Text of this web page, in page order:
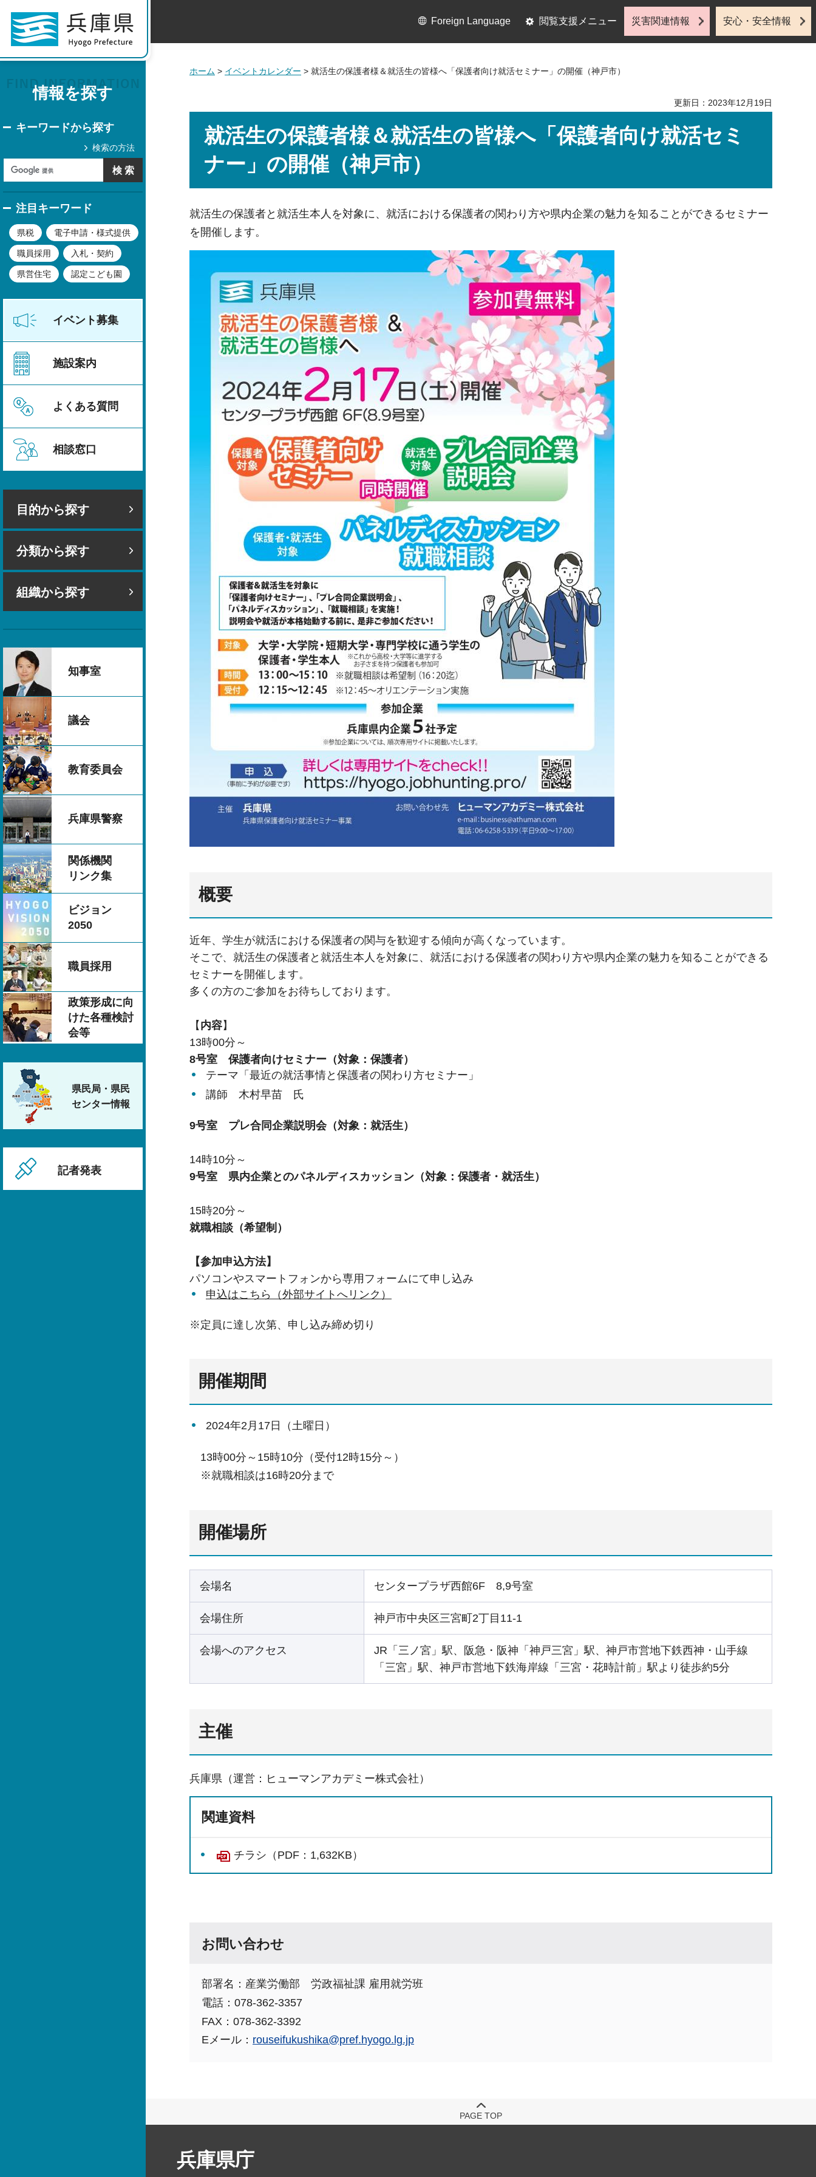
情報を探す
キーワードから探す
検索の方法
注目キーワード
県税 電子申請・様式提供
職員採用 入札・契約
県営住宅 認定こども園
イベント募集
施設案内
よくある質問
相談窓口
目的から探す
分類から探す
組織から探す
知事室
議会
教育委員会
兵庫県警察
関係機関
リンク集
ビジョン
2050
職員採用
政策形成に向
けた各種検討
会等
県民局・県民
センター情報
記者発表
Foreign Language 閲覧支援メニュー 災害関連情報 安心・安全情報
ホーム > イベントカレンダー > 就活生の保護者様＆就活生の皆様へ「保護者向け就活セミナー」の開催（神戸市）
更新日：2023年12月19日
就活生の保護者様＆就活生の皆様へ「保護者向け就活セミ
ナー」の開催（神戸市）
就活生の保護者と就活生本人を対象に、就活における保護者の関わり方や県内企業の魅力を知ることができるセミナー
を開催します。
概要
近年、学生が就活における保護者の関与を歓迎する傾向が高くなっています。
そこで、就活生の保護者と就活生本人を対象に、就活における保護者の関わり方や県内企業の魅力を知ることができる
セミナーを開催します。
多くの方のご参加をお待ちしております。
【 内容】
13時00分～
8号室 保護者向けセミナー（対象：保護者）
テーマ「最近の就活事情と保護者の関わり方セミナー」
講師 木村早苗 氏
9号室 プレ合同企業説明会（対象：就活生）
14時10分～
9号室 県内企業とのパネルディスカッション（対象：保護者・就活生）
15時20分～
就職相談（希望制）
【参加申込方法】
パソコンやスマートフォンから専用フォームにて申し込み
申込はこちら（外部サイトへリンク）
※定員に達し次第、申し込み締め切り
開催期間
2024年2月17日（土曜日）
13時00分～15時10分（受付12時15分～）
※就職相談は16時20分まで
開催場所
会場名 センタープラザ西館6F 8,9号室
会場住所 神戸市中央区三宮町2丁目11-1
会場へのアクセス
JR「三ノ宮」駅、阪急・阪神「神戸三宮」駅、神戸市営地下鉄西神・山手線
「三宮」駅、神戸市営地下鉄海岸線「三宮・花時計前」駅より徒歩約5分
主催
兵庫県（運営：ヒューマンアカデミー株式会社）
関連資料
チラシ（PDF：1,632KB）
お問い合わせ
部署名：産業労働部 労政福祉課 雇用就労班
電話：078-362-3357
FAX：078-362-3392
Eメール： rouseifukushika@pref.hyogo.lg.jp
PAGE TOP
兵庫県庁